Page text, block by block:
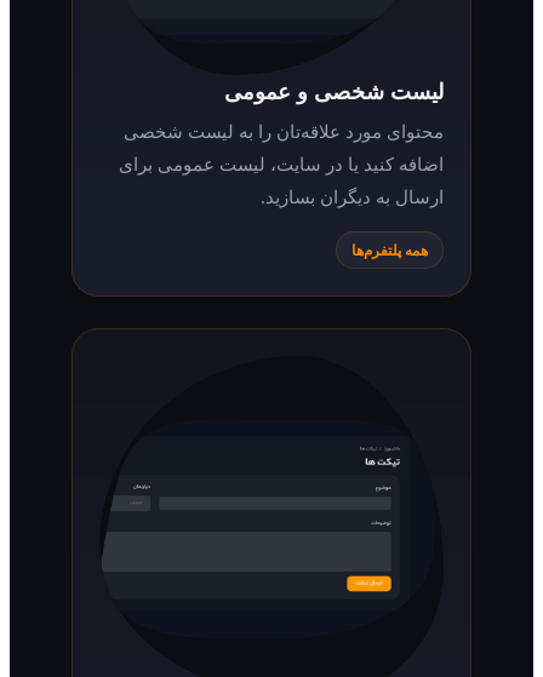
لیست شخصی و عمومی
محتوای مورد علاقه‌تان را به لیست شخصی
اضافه کنید یا در سایت، لیست عمومی برای
ارسال به دیگران بسازید.
همه پلتفرم‌ها